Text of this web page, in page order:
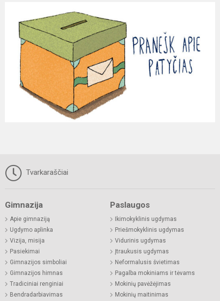
Tvarkaraščiai
Gimnazija
Apie gimnaziją
Ugdymo aplinka
Vizija, misija
Pasiekimai
Gimnazijos simboliai
Gimnazijos himnas
Tradiciniai renginiai
Bendradarbiavimas
Paslaugos
Ikimokyklinis ugdymas
Priešmokyklinis ugdymas
Vidurinis ugdymas
Įtraukusis ugdymas
Neformalusis švietimas
Pagalba mokiniams ir tėvams
Mokinių pavėžėjimas
Mokinių maitinimas